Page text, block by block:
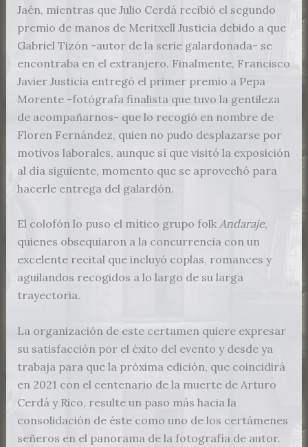
Jaén, mientras que Julio Cerdá recibió el segundo
premio de manos de Meritxell Justicia debido a que
Gabriel Tizón -autor de la serie galardonada- se
encontraba en el extranjero. Finalmente, Francisco
Javier Justicia entregó el primer premio a Pepa
Morente -fotógrafa finalista que tuvo la gentileza
de acompañarnos- que lo recogió en nombre de
Floren Fernández, quien no pudo desplazarse por
motivos laborales, aunque sí que visitó la exposición
al día siguiente, momento que se aprovechó para
hacerle entrega del galardón.
El colofón lo puso el mítico grupo folk Andaraje,
quienes obsequiaron a la concurrencia con un
excelente recital que incluyó coplas, romances y
aguilandos recogidos a lo largo de su larga
trayectoria.
La organización de este certamen quiere expresar
su satisfacción por el éxito del evento y desde ya
trabaja para que la próxima edición, que coincidirá
en 2021 con el centenario de la muerte de Arturo
Cerdá y Rico, resulte un paso más hacia la
consolidación de éste como uno de los certámenes
señeros en el panorama de la fotografía de autor.